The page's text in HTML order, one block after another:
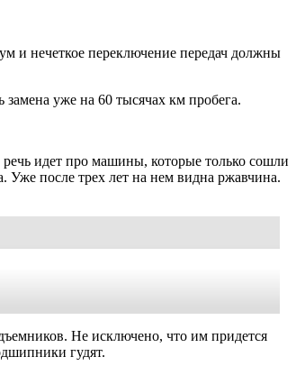
и нечеткое переключение передач должны
уже на 60 тысячах км пробега.
речь идет про машины, которые только сошли
Уже после трех лет на нем видна ржавчина.
. Не исключено, что им придется
гудят.